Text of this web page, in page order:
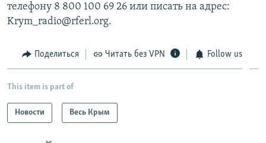
телефону 8 800 100 69 26 или писать на адрес:
Krym_radio@rferl.org.
Поделиться Читать без VPN Follow us
This item is part of
Новости Весь Крым